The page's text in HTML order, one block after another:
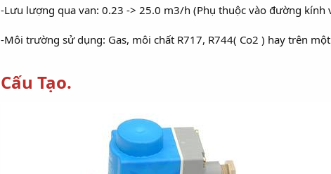
-Lưu lượng qua van: 0.23 -> 25.0 m3/h (Phụ thuộc vào đường kính
-Môi trường sử dụng: Gas, môi chất R717, R744( Co2 ) hay trên
Cấu Tạo.